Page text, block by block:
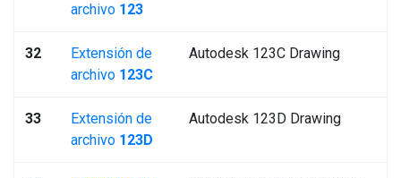
archivo 123
32
Extensión de
archivo 123C
Autodesk 123C Drawing
33
Extensión de
archivo 123D
Autodesk 123D Drawing